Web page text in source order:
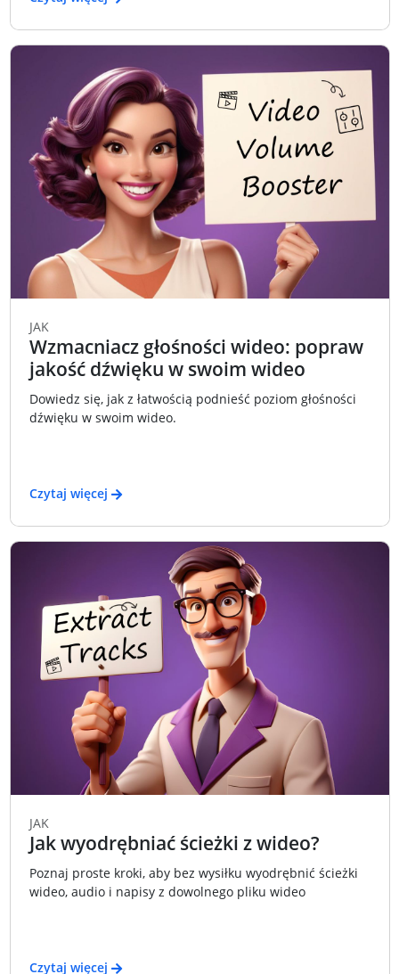
JAK
Wzmacniacz głośności wideo: popraw
jakość dźwięku w swoim wideo
Dowiedz się, jak z łatwością podnieść poziom głośności
dźwięku w swoim wideo.
Czytaj więcej
JAK
Jak wyodrębniać ścieżki z wideo?
Poznaj proste kroki, aby bez wysiłku wyodrębnić ścieżki
wideo, audio i napisy z dowolnego pliku wideo
Czytaj więcej